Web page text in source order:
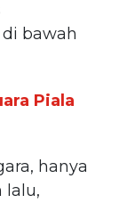
bawah
Piala
hanya
lalu,